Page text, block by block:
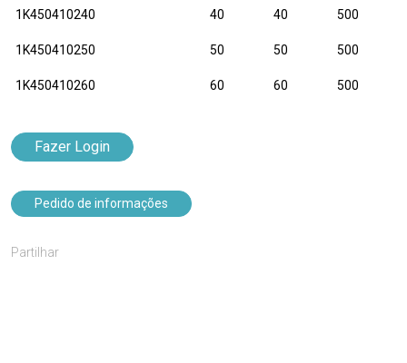
1K450410240 40 40 500
1K450410250 50 50 500
1K450410260 60 60 500
Fazer Login
Pedido de informações
Partilhar